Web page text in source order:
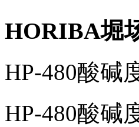
HORIBA堀
HP-480酸碱
HP-480酸碱